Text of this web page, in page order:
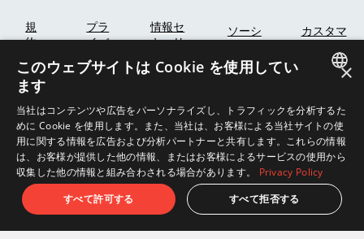
規
約・
ドラ
イン
プラ
イバ
シー
ポリ
情報セ
キュリ
関する
ソーシ
ディア
ポリシ
カスタマ
メント対
応ポリシ
配信ガイドライン
アークシステムワークスと
コラボレーションをお考えの方へ
ENGLISH
×
このウェブサイトは Cookie を使用してい
ます
当社はコンテンツや広告をパーソナライズし、トラフィックを分析するた
めに Cookie を使用します。また、当社は、お客様による当社サイトの使
用に関する情報を広告および分析パートナーと共有します。これらの情報
は、お客様が提供した他の情報、またはお客様によるサービスの使用から
収集した他の情報と組み合わされる場合があります。
Privacy Policy
すべて許可する
すべて拒否する